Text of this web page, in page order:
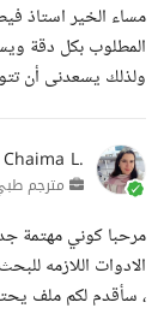
مساء الخير استاذ
المطلوب بكل دقة
ولذلك يسعدنى أن
Chaima L.
مترجم
مرحبا كوني مهتمة
الادوات اللازمه
، سأقدم لكم ملف